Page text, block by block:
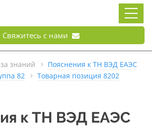
Свяжитесь с нами
знаний
Пояснения к ТН ВЭД ЕАЭС
82 Товарная позиция 8202
к ТН ВЭД ЕАЭС